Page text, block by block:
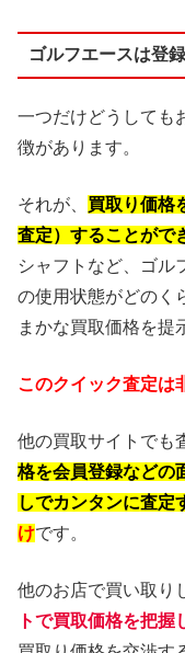
ゴルフエースは登
一つだけどうしても
徴があります。
それが、 買取り価格
査定）することがで
シャフトなど、ゴル
の使用状態がどのく
まかな買取価格を提
このクイック査定は
他の買取サイトでも
格を会員登録などの
しでカンタンに査定
けです。
他のお店で買い取り
トで買取価格を把握